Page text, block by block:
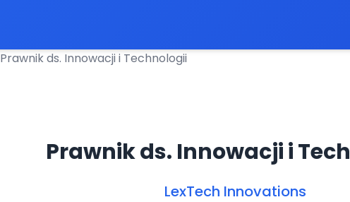
Prawnik ds. Innowacji i Technologii
Prawnik ds. Innowacji i
LexTech Innovations